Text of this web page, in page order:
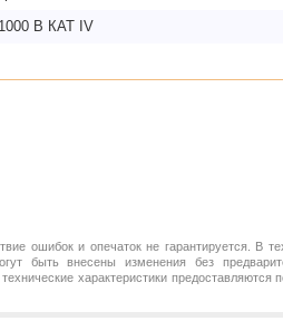
1000 В КАТ IV
ошибок и опечаток не гарантируется. В
быть внесены изменения без
характеристики